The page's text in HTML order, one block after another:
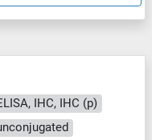
IHC, IHC (p)